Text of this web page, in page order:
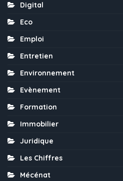
Digital
Eco
Emploi
Entretien
Environnement
Evènement
Formation
Immobilier
Juridique
Les Chiffres
Mécénat